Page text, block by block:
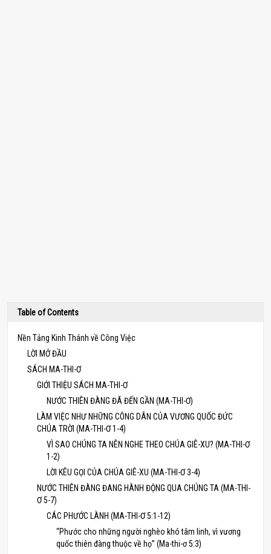
Table of Contents
Nền Tảng Kinh Thánh về Công Việc
LỜI MỞ ĐẦU
SÁCH MA-THI-Ơ
GIỚI THIỆU SÁCH MA-THI-Ơ
NƯỚC THIÊN ĐÀNG ĐÃ ĐẾN GẦN (MA-THI-Ơ)
LÀM VIỆC NHƯ NHỮNG CÔNG DÂN CỦA VƯƠNG QUỐC ĐỨC
CHÚA TRỜI (MA-THI-Ơ 1-4)
VÌ SAO CHÚNG TA NÊN NGHE THEO CHÚA GIÊ-XU? (MA-THI-Ơ
1-2)
LỜI KÊU GỌI CỦA CHÚA GIÊ-XU (MA-THI-Ơ 3-4)
NƯỚC THIÊN ĐÀNG ĐANG HÀNH ĐỘNG QUA CHÚNG TA (MA-THI-
Ơ 5-7)
CÁC PHƯỚC LÀNH (MA-THI-Ơ 5:1-12)
“Phước cho những người nghèo khó tâm linh, vì vương
quốc thiên đàng thuộc về họ” (Ma-thi-ơ 5:3)